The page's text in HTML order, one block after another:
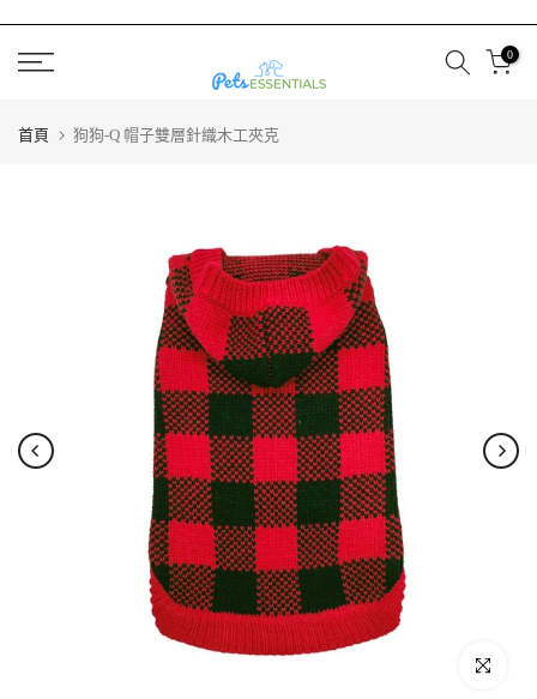
跳
至
0
首頁 狗狗-Q 帽子雙層針織木工夾克
點擊放大